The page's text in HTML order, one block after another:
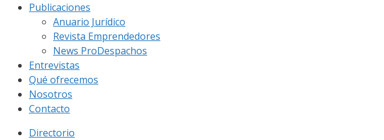
Publicaciones
Anuario Jurídico
Revista Emprendedores
News ProDespachos
Entrevistas
Qué ofrecemos
Nosotros
Contacto
Directorio